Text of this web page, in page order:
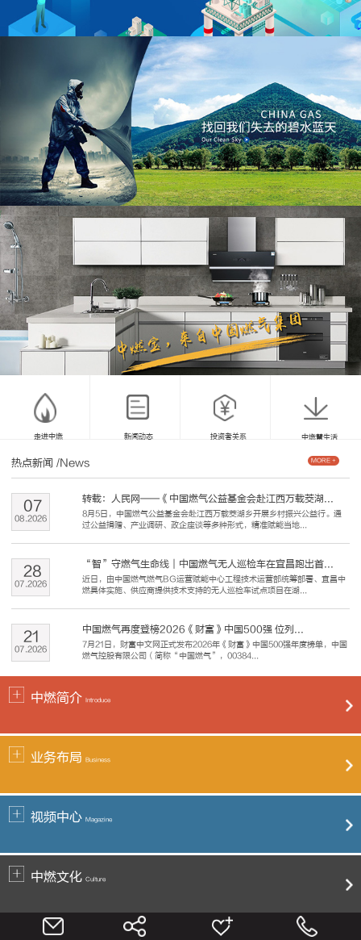
走进中燃 新闻动态 投资者关系 中燃慧生活
热点新闻 /News
转载：人民网——《中国燃气公益基金会赴江西万载茭湖...
8月5日，中国燃气公益基金会赴江西万载茭湖乡开展乡村振兴公益行。通
过公益捐赠、产业调研、政企座谈等多种形式，精准赋能当地...
08.2026
07
“智”守燃气生命线｜中国燃气无人巡检车在宜昌跑出首...
近日，由中国燃气燃气BG运营赋能中心工程技术运营部统筹部署、宜昌中
燃具体实施、供应商提供技术支持的无人巡检车试点项目在湖...
07.2026
28
中国燃气再度登榜2026《财富》中国500强 位列...
7月21日，财富中文网正式发布2026年《财富》中国500强年度榜单，中国
燃气控股有限公司（简称“中国燃气”，00384...
07.2026
21
MORE +
中燃简介 Introduce
业务布局 Business
视频中心 Magazine
中燃文化 Culture